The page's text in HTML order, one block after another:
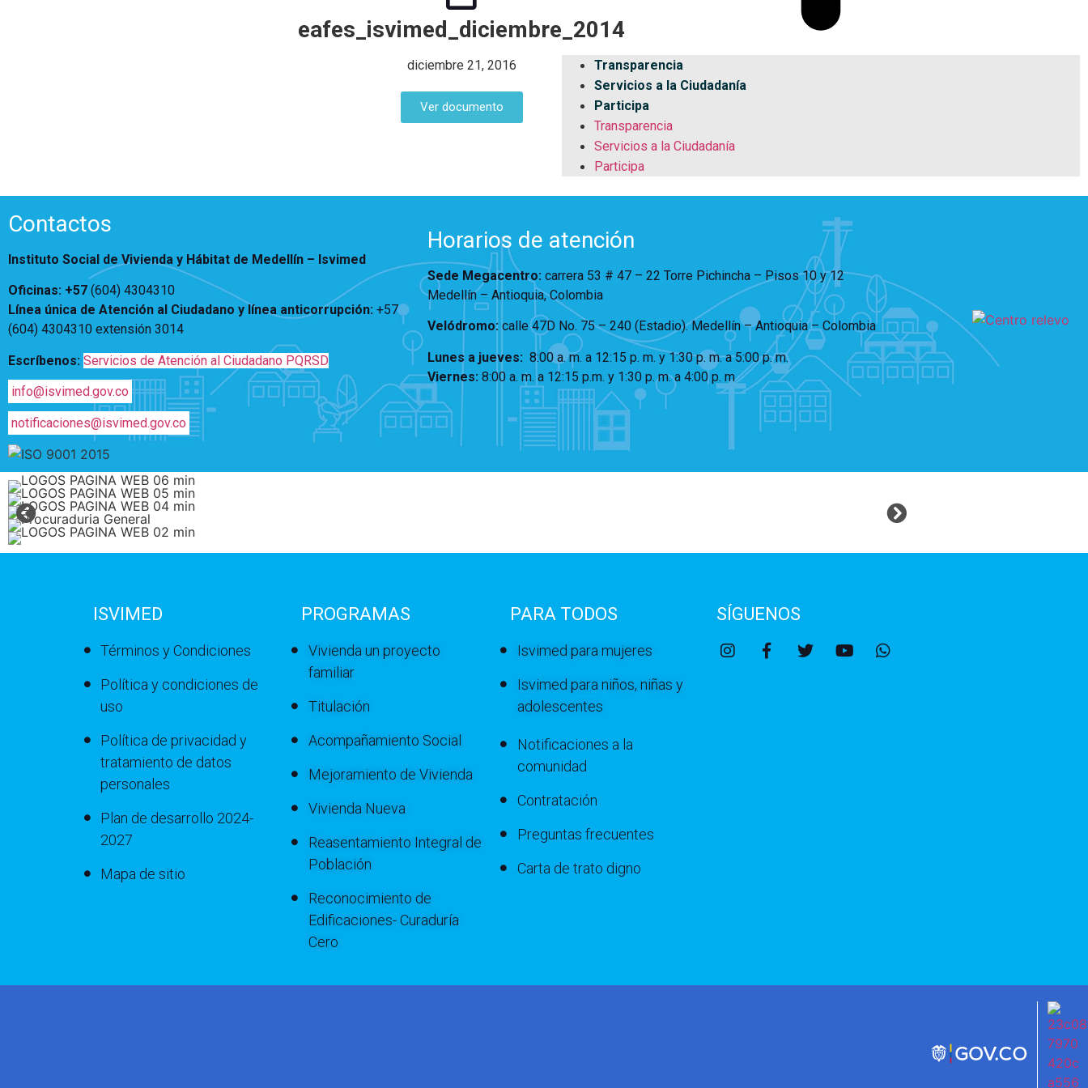
Contraste
Más Información sobre Accesibilidad
Transparencia
Servicios a la Ciudadanía
Participa
Transparencia
Servicios a la Ciudadanía
Participa
eafes_isvimed_diciembre_2014
diciembre 21, 2016
Ver documento
Contactos
Instituto Social de Vivienda y Hábitat de Medellín – Isvimed
Oficinas: +57 (604) 4304310
Línea única de Atención al Ciudadano y línea anticorrupción: +57
(604) 4304310 extensión 3014
Escríbenos: Servicios de Atención al Ciudadano PQRSD
info@isvimed.gov.co
notificaciones@isvimed.gov.co
Horarios de atención
Sede Megacentro: carrera 53 # 47 – 22 Torre Pichincha – Pisos 10 y 12
Medellín – Antioquia, Colombia
Velódromo: calle 47D No. 75 – 240 (Estadio). Medellín – Antioquia – Colombia
Lunes a jueves: 8:00 a. m. a 12:15 p. m. y 1:30 p. m. a 5:00 p. m.
Viernes: 8:00 a. m. a 12:15 p.m. y 1:30 p. m. a 4:00 p. m
ISVIMED
Términos y Condiciones
Política y condiciones de
uso
Política de privacidad y
tratamiento de datos
personales
Plan de desarrollo 2024-
2027
Mapa de sitio
PROGRAMAS
Vivienda un proyecto
familiar
Titulación
Acompañamiento Social
Mejoramiento de Vivienda
Vivienda Nueva
Reasentamiento Integral de
Población
Reconocimiento de
Edificaciones- Curaduría
Cero
PARA TODOS
Isvimed para mujeres
Isvimed para niños, niñas y
adolescentes
Notificaciones a la
comunidad
Contratación
Preguntas frecuentes
Carta de trato digno
SÍGUENOS